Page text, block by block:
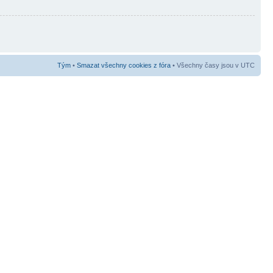
Tým • Smazat všechny cookies z fóra • Všechny časy jsou v UTC